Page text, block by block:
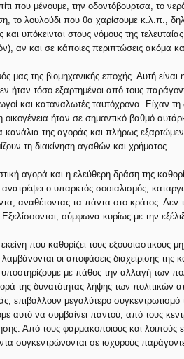
που μένουμε, την οδοντόβουρτσα, το
το λουλούδι που θα χαρίσουμε κ.λ.π.,
και υπόκεινται στους νόμους της
αν και σε κάποιες περιπτώσεις ακόμα
μας της βιομηχανικής εποχής. Αυτή
ήταν τόσο εξαρτημένοι από τους
και καταναλωτές ταυτόχρονα. Είχαν τη
οικογένεια ήταν σε σημαντικό βαθμό
κανάλια της αγοράς και πλήρως
τη διακίνηση αγαθών και χρήματος.
αγορά και η ελεύθερη δράση της
ο υπαρκτός σοσιαλισμός,
αναθέτοντας τα πάντα στο κράτος.
σύμφωνα κυρίως με την
που καθορίζει τους εξουσιαστικούς
οι αποφάσεις διαχείρισης της
με πάθος την αλλαγή των
της δυνατότητας λήψης των πολιτικών
επιβάλλουν μεγαλύτερο συγκεντρωτισμό
αυτό να συμβαίνει παντού, από τους
Από τους φαρμακοποιούς και λοιπούς
συγκεντρώνονται σε ισχυρούς